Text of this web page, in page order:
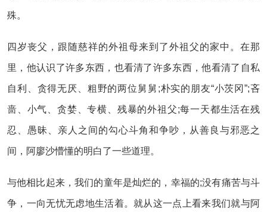
殊。
四岁丧父，跟随慈祥的外祖母来到了外祖父的家中。在那
里，他认识了许多东西，也看清了许多东西，他看清了自私
自利、贪得无厌、粗野的两位舅舅;朴实的朋友“小茨冈”;吝
啬、小气、贪婪、专横、残暴的外祖父;每一天都生活在残
忍、愚昧、亲人之间的勾心斗角和争吵，从善良与邪恶之
间，阿廖沙懵懂的明白了一些道理。
与他相比起来，我们的童年是灿烂的，幸福的;没有痛苦与斗
争，一向无忧无虑地生活着。就从这一点上看来我们就与阿